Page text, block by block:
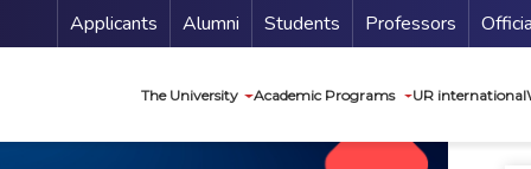
Menu Secundario
Applicants Alumni Students Professors
The University Academic Programs UR international